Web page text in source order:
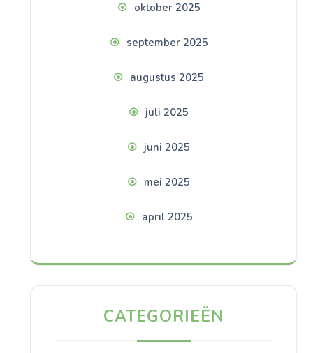
oktober 2025
september 2025
augustus 2025
juli 2025
juni 2025
mei 2025
april 2025
CATEGORIEËN